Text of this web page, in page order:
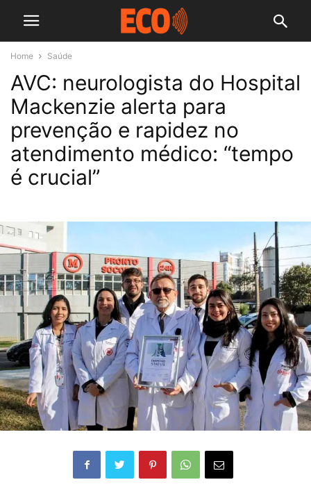
Home Saúde
AVC: neurologista do Hospital
Mackenzie alerta para
prevenção e rapidez no
atendimento médico: “tempo
é crucial”